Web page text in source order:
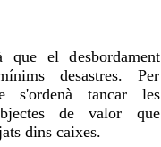
el desbordament
desastres. Per
s'ordenà tancar les
de valor que
dins caixes.